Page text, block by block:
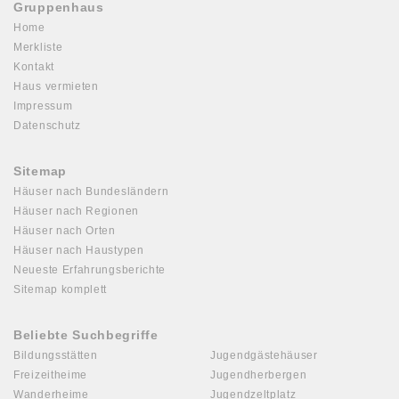
Gruppenhaus
Home
Merkliste
Kontakt
Haus vermieten
Impressum
Datenschutz
Sitemap
Häuser nach Bundesländern
Häuser nach Regionen
Häuser nach Orten
Häuser nach Haustypen
Neueste Erfahrungsberichte
Sitemap komplett
Beliebte Suchbegriffe
Bildungsstätten
Freizeitheime
Wanderheime
Jugendgästehäuser
Jugendherbergen
Jugendzeltplatz